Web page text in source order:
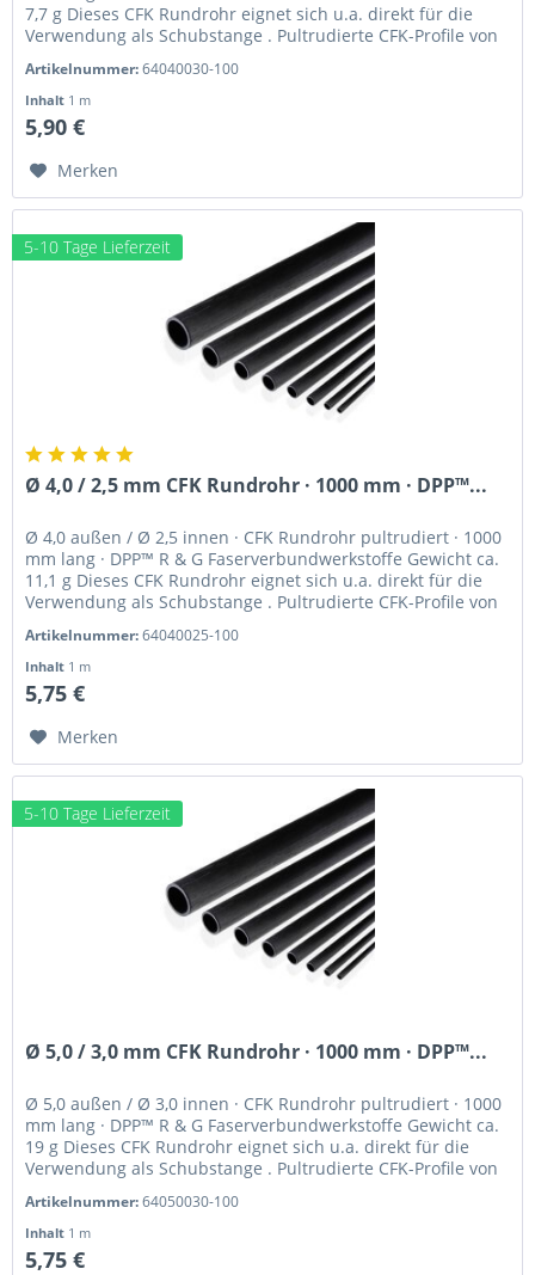
7,7 g Dieses CFK Rundrohr eignet sich u.a. direkt für die
Verwendung als Schubstange . Pultrudierte CFK-Profile von
Artikelnummer:64040030-100
Inhalt 1 m
5,90 €
Merken
5-10 Tage Lieferzeit
Ø 4,0 / 2,5 mm CFK Rundrohr · 1000 mm · DPP™...
Ø 4,0 außen / Ø 2,5 innen · CFK Rundrohr pultrudiert · 1000
mm lang · DPP™ R & G Faserverbundwerkstoffe Gewicht ca.
11,1 g Dieses CFK Rundrohr eignet sich u.a. direkt für die
Verwendung als Schubstange . Pultrudierte CFK-Profile von
Artikelnummer:64040025-100
Inhalt 1 m
5,75 €
Merken
5-10 Tage Lieferzeit
Ø 5,0 / 3,0 mm CFK Rundrohr · 1000 mm · DPP™...
Ø 5,0 außen / Ø 3,0 innen · CFK Rundrohr pultrudiert · 1000
mm lang · DPP™ R & G Faserverbundwerkstoffe Gewicht ca.
19 g Dieses CFK Rundrohr eignet sich u.a. direkt für die
Verwendung als Schubstange . Pultrudierte CFK-Profile von
Artikelnummer:64050030-100
Inhalt 1 m
5,75 €